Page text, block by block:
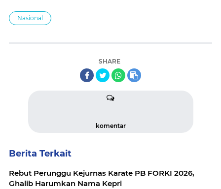
Nasional
SHARE
komentar
Berita Terkait
Rebut Perunggu Kejurnas Karate PB FORKI 2026,
Ghalib Harumkan Nama Kepri